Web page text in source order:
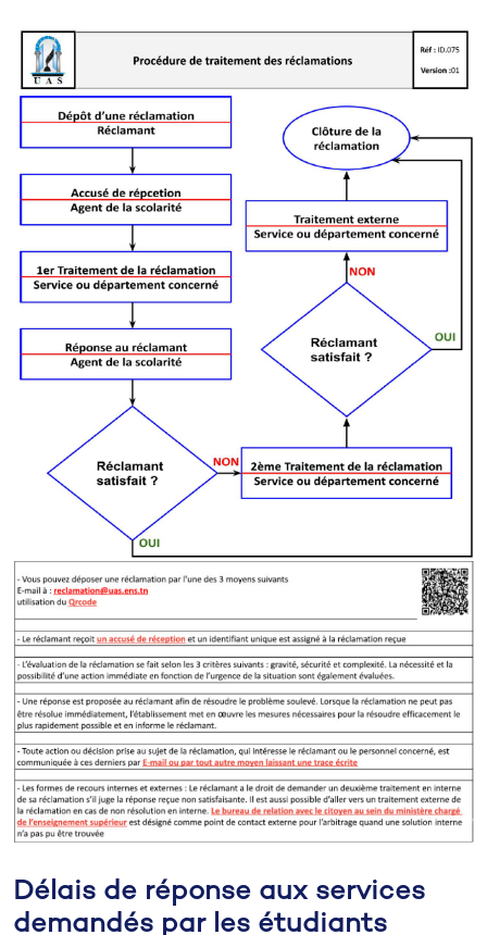
Délais de réponse aux services
demandés par les étudiants